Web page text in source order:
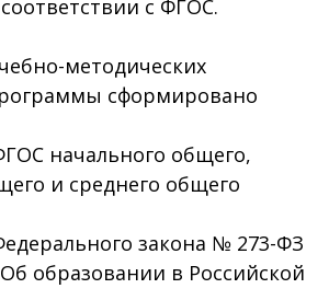
с ФГОС.
методических
сформировано
начального общего,
и среднего общего
закона № 273-ФЗ
образовании в Российской